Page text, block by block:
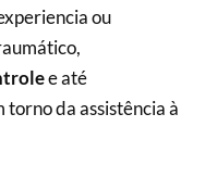
ou
e até
da assistência à